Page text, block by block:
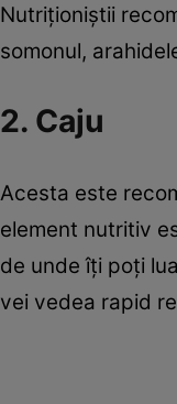
Nutriţioniştii
somonul,
2. Caju
Acesta este
element nutritiv
de unde îţi poţi
vei vedea rapid